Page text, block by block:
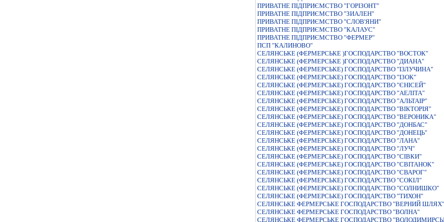
ПРИВАТНЕ ПIДПРИЄМСТВО "ГОРIЗОНТ"
ПРИВАТНЕ ПIДПРИЄМСТВО "ЗИАЛЕН"
ПРИВАТНЕ ПIДПРИЄМСТВО "СЛОВ'ЯНИ"
ПРИВАТНЕ ПІДПРИЄМСТВО "КАЛАУС"
ПРИВАТНЕ ПІДПРИЄМСТВО "ФЕРМЕР"
ПСП "КАЛИНОВО"
СЕЛЯНСЬКЕ (ФЕРМЕРСЬКЕ )ГОСПОДАРСТВО "ВОСТОК"
СЕЛЯНСЬКЕ (ФЕРМЕРСЬКЕ )ГОСПОДАРСТВО "ДИАНА"
СЕЛЯНСЬКЕ (ФЕРМЕРСЬКЕ) ГОСПОДАРСТВО "IЗЛУЧИНА"
СЕЛЯНСЬКЕ (ФЕРМЕРСЬКЕ) ГОСПОДАРСТВО "IЗОК"
СЕЛЯНСЬКЕ (ФЕРМЕРСЬКЕ) ГОСПОДАРСТВО "ЄНIСЕЙ"
СЕЛЯНСЬКЕ (ФЕРМЕРСЬКЕ) ГОСПОДАРСТВО "АЕЛIТА"
СЕЛЯНСЬКЕ (ФЕРМЕРСЬКЕ) ГОСПОДАРСТВО "АЛЬТАІР"
СЕЛЯНСЬКЕ (ФЕРМЕРСЬКЕ) ГОСПОДАРСТВО "ВIКТОРIЯ"
СЕЛЯНСЬКЕ (ФЕРМЕРСЬКЕ) ГОСПОДАРСТВО "ВЕРОНИКА"
СЕЛЯНСЬКЕ (ФЕРМЕРСЬКЕ) ГОСПОДАРСТВО "ДОНБАС"
СЕЛЯНСЬКЕ (ФЕРМЕРСЬКЕ) ГОСПОДАРСТВО "ДОНЕЦЬ"
СЕЛЯНСЬКЕ (ФЕРМЕРСЬКЕ) ГОСПОДАРСТВО "ЛАНА"
СЕЛЯНСЬКЕ (ФЕРМЕРСЬКЕ) ГОСПОДАРСТВО "ЛУЧ"
СЕЛЯНСЬКЕ (ФЕРМЕРСЬКЕ) ГОСПОДАРСТВО "СIВКИ"
СЕЛЯНСЬКЕ (ФЕРМЕРСЬКЕ) ГОСПОДАРСТВО "СВIТАНОК"
СЕЛЯНСЬКЕ (ФЕРМЕРСЬКЕ) ГОСПОДАРСТВО "СВАРОГ"
СЕЛЯНСЬКЕ (ФЕРМЕРСЬКЕ) ГОСПОДАРСТВО "СОКІЛ"
СЕЛЯНСЬКЕ (ФЕРМЕРСЬКЕ) ГОСПОДАРСТВО "СОЛНИШКО"
СЕЛЯНСЬКЕ (ФЕРМЕРСЬКЕ) ГОСПОДАРСТВО "ТИХОН"
СЕЛЯНСЬКЕ ФЕРМЕРСЬКЕ ГОСПОДАРСТВО "ВЕРНИЙ ШЛЯХ"
СЕЛЯНСЬКЕ ФЕРМЕРСЬКЕ ГОСПОДАРСТВО "ВОЛНА"
СЕЛЯНСЬКЕ ФЕРМЕРСЬКЕ ГОСПОДАРСТВО